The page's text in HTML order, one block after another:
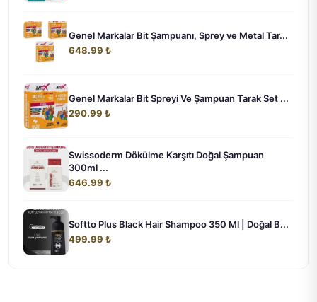
Genel Markalar Bit Şampuanı, Sprey ve Metal Tar...
648.99 ₺
Genel Markalar Bit Spreyi Ve Şampuan Tarak Set ...
290.99 ₺
Swissoderm Dökülme Karşıtı Doğal Şampuan
300ml ...
646.99 ₺
Softto Plus Black Hair Shampoo 350 Ml | Doğal B...
499.99 ₺